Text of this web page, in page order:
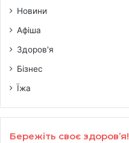
Новини
Афіша
Здоров'я
Бізнес
Їжа
Бережіть своє здоров’я!